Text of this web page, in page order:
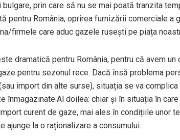
prin care să nu se mai poată tranzita
pentru România, oprirea furnizării comerciale a
firmele care aduc gazele rusești pe piața
dramatică pentru România, pentru că avem
pentru sezonul rece. Dacă însă problema
import din alte surse), situația se va complica
înmagazinate.Al doilea: chiar și în situația în
curent de gaze, mai ales în condițiile unor
ajunge la o raționalizare a consumului.